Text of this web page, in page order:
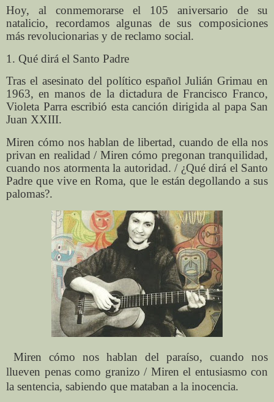
Hoy, al conmemorarse el 105 aniversario de su
natalicio, recordamos algunas de sus composiciones
más revolucionarias y de reclamo social.
1. Qué dirá el Santo Padre
Tras el asesinato del político español Julián Grimau en
1963, en manos de la dictadura de Francisco Franco,
Violeta Parra escribió esta canción dirigida al papa San
Juan XXIII.
Miren cómo nos hablan de libertad, cuando de ella nos
privan en realidad / Miren cómo pregonan tranquilidad,
cuando nos atormenta la autoridad. / ¿Qué dirá el Santo
Padre que vive en Roma, que le están degollando a sus
palomas?.
Miren cómo nos hablan del paraíso, cuando nos
llueven penas como granizo / Miren el entusiasmo con
la sentencia, sabiendo que mataban a la inocencia.